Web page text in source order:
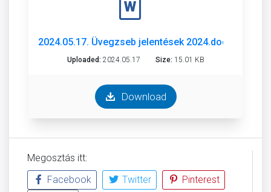
2024.05.17. Üvegzseb jelentések 2024.docx
Uploaded: 2024.05.17 Size: 15.01 KB
Download
Megosztás itt:
Facebook
Twitter
Pinterest